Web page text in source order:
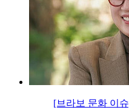
[브라보 문화 이